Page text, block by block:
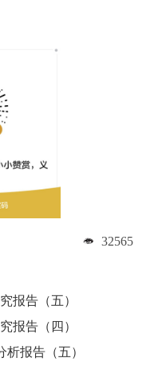
32565
报告（五）
报告（四）
报告（五）